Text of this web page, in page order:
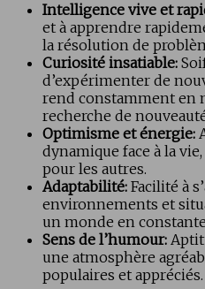
Intelligence vive et
et à apprendre
la résolution de
Curiosité insatiable:
d’expérimenter de
rend constamment en
recherche de
Optimisme et énergie:
dynamique face à la
pour les autres.
Adaptabilité: Facilité à
environnements et
un monde en
Sens de l’humour:
une atmosphère
populaires et appréciés.